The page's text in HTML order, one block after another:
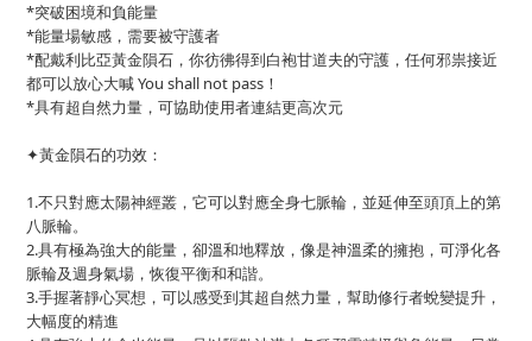
*突破困境和負能量
*能量場敏感，需要被守護者
*配戴利比亞黃金隕石，你彷彿得到白袍甘道夫的守護，任何邪祟接近
都可以放心大喊 You shall not pass！
*具有超自然力量，可協助使用者連結更高次元
✦黃金隕石的功效：
1.不只對應太陽神經叢，它可以對應全身七脈輪，並延伸至頭頂上的第
八脈輪。
2.具有極為強大的能量，卻溫和地釋放，像是神溫柔的擁抱，可淨化各
脈輪及週身氣場，恢復平衡和和諧。
3.手握著靜心冥想，可以感受到其超自然力量，幫助修行者蛻變提升，
大幅度的精進